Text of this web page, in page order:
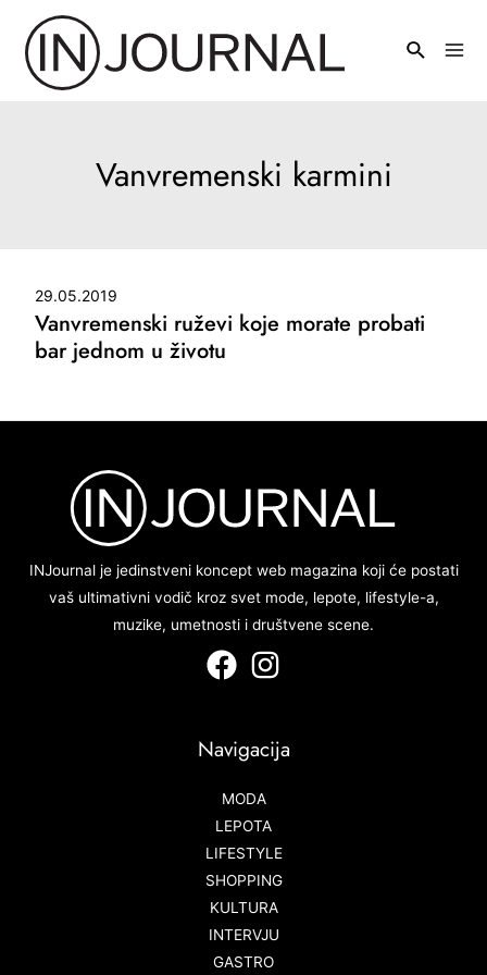
sadržaj
Vanvremenski karmini
29.05.2019
Vanvremenski ruževi koje morate probati
bar jednom u životu
INJournal je jedinstveni koncept web magazina koji će postati
vaš ultimativni vodič kroz svet mode, lepote, lifestyle-a,
muzike, umetnosti i društvene scene.
Navigacija
MODA
LEPOTA
LIFESTYLE
SHOPPING
KULTURA
INTERVJU
GASTRO